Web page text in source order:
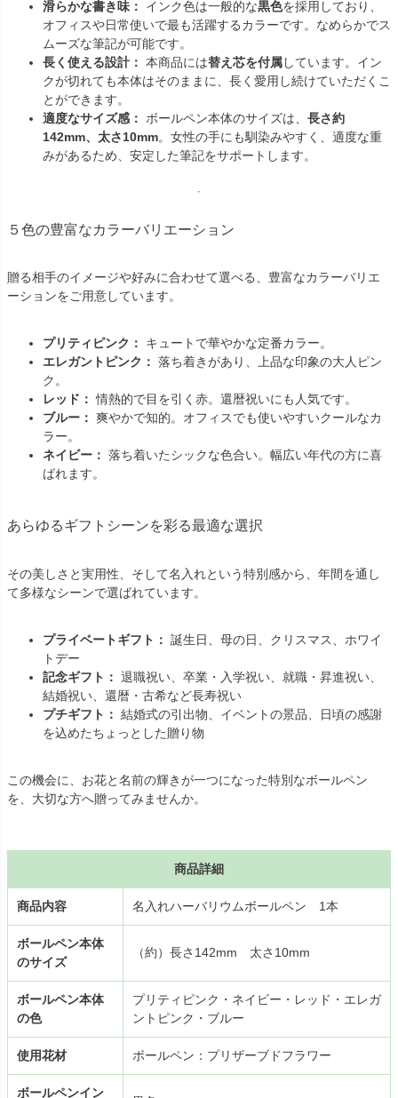
滑らかな書き味： インク色は一般的な黒色を採用しており、
オフィスや日常使いで最も活躍するカラーです。なめらかでス
ムーズな筆記が可能です。
長く使える設計： 本商品には替え芯を付属しています。イン
クが切れても本体はそのままに、長く愛用し続けていただくこ
とができます。
適度なサイズ感： ボールペン本体のサイズは、 長さ約
142mm、太さ10mm。女性の手にも馴染みやすく、適度な重
みがあるため、安定した筆記をサポートします。
５色の豊富なカラーバリエーション
贈る相手のイメージや好みに合わせて選べる、豊富なカラーバリエ
ーションをご用意しています。
プリティピンク：
キュートで華やかな定番カラー。
エレガントピンク： 落ち着きがあり、上品な印象の大人ピン
ク。
レッド： 情熱的で目を引く赤。還暦祝いにも人気です。
ブルー： 爽やかで知的。オフィスでも使いやすいクールなカ
ラー。
ネイビー： 落ち着いたシックな色合い。幅広い年代の方に喜
ばれます。
あらゆるギフトシーンを彩る最適な選択
その美しさと実用性、そして名入れという特別感から、年間を通し
て多様なシーンで選ばれています。
プライベートギフト： 誕生日、母の日、クリスマス、ホワイ
トデー
記念ギフト： 退職祝い、卒業・入学祝い、就職・昇進祝い、
結婚祝い、還暦・古希など長寿祝い
プチギフト： 結婚式の引出物、イベントの景品、日頃の感謝
を込めたちょっとした贈り物
この機会に、お花と名前の輝きが一つになった特別なボールペン
を、大切な方へ贈ってみませんか。
商品詳細
商品内容 名入れハーバリウムボールペン 1本
ボールペン本体
のサイズ
（約）長さ142mm 太さ10mm
ボールペン本体
の色
プリティピンク・ネイビー・レッド・エレガ
ントピンク・ブルー
使用花材 ボールペン：プリザーブドフラワー
ボールペンイン